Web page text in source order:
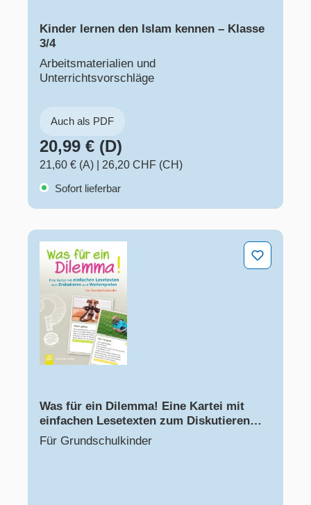
Kinder lernen den Islam kennen – Klasse
3/4
Arbeitsmaterialien und
Unterrichtsvorschläge
Auch als PDF
20,99 € (D)
21,60 € (A)
26,20 CHF (CH)
Sofort lieferbar
Was für ein Dilemma! Eine Kartei mit einfachen
Was für ein Dilemma! Eine Kartei mit
einfachen Lesetexten zum Diskutieren
und Weiterspielen
Für Grundschulkinder